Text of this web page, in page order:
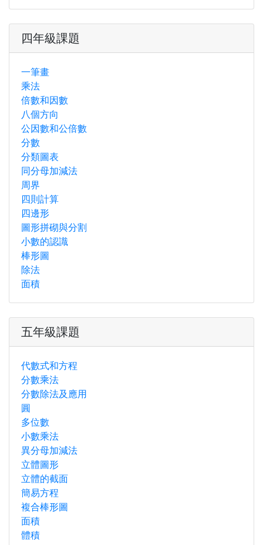
四年級課題
一筆畫
乘法
倍數和因數
八個方向
公因數和公倍數
分數
分類圖表
同分母加減法
周界
四則計算
四邊形
圖形拼砌與分割
小數的認識
棒形圖
除法
面積
五年級課題
代數式和方程
分數乘法
分數除法及應用
圓
多位數
小數乘法
異分母加減法
立體圖形
立體的截面
簡易方程
複合棒形圖
面積
體積